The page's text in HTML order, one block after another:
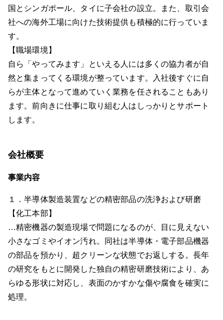
国とシンガポール、タイに子会社の設立。また、取引会
社への海外工場に向けた技術提供も積極的に行っていま
す。
【職場環境】
自ら「やってみます」といえる人には多くの協力者が自
然と集まってくる環境が整っています。入社後すぐに自
らが主体となって進めていく業務を任されることもあり
ます。前向きに仕事に取り組む人はしっかりとサポート
します。
会社概要
事業内容
１．半導体製造装置などの精密部品の洗浄および研磨
【化工本部】
…精密機器の製造現場で問題になるのが、目に見えない
小さなゴミやイオン汚れ。同社は半導体・電子部品機器
の部品を預かり、超クリーンな状態でお返しする。長年
の研究をもとに開発した独自の精密研磨技術により、あ
らゆる形状に対応し、表面のかすかな傷や腐食を確実に
処理。